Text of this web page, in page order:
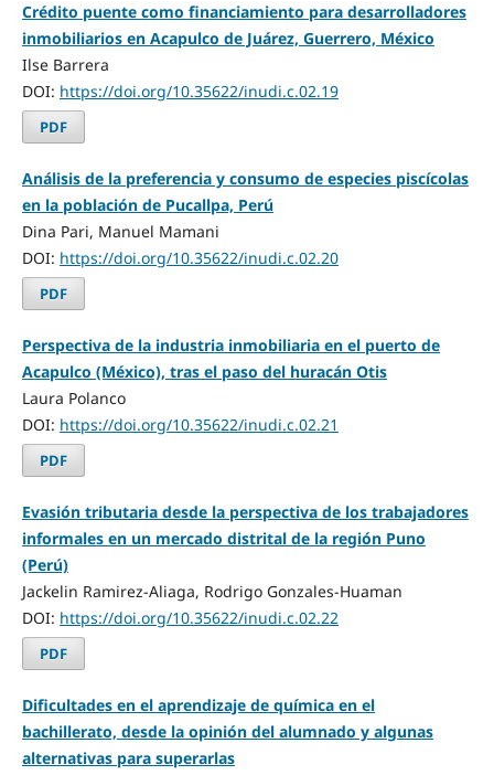
Crédito puente como financiamiento para desarrolladores
inmobiliarios en Acapulco de Juárez, Guerrero, México
Ilse Barrera
DOI: https://doi.org/10.35622/inudi.c.02.19
PDF
Análisis de la preferencia y consumo de especies piscícolas
en la población de Pucallpa, Perú
Dina Pari, Manuel Mamani
DOI: https://doi.org/10.35622/inudi.c.02.20
PDF
Perspectiva de la industria inmobiliaria en el puerto de
Acapulco (México), tras el paso del huracán Otis
Laura Polanco
DOI: https://doi.org/10.35622/inudi.c.02.21
PDF
Evasión tributaria desde la perspectiva de los trabajadores
informales en un mercado distrital de la región Puno
(Perú)
Jackelin Ramirez-Aliaga, Rodrigo Gonzales-Huaman
DOI: https://doi.org/10.35622/inudi.c.02.22
PDF
Dificultades en el aprendizaje de química en el
bachillerato, desde la opinión del alumnado y algunas
alternativas para superarlas